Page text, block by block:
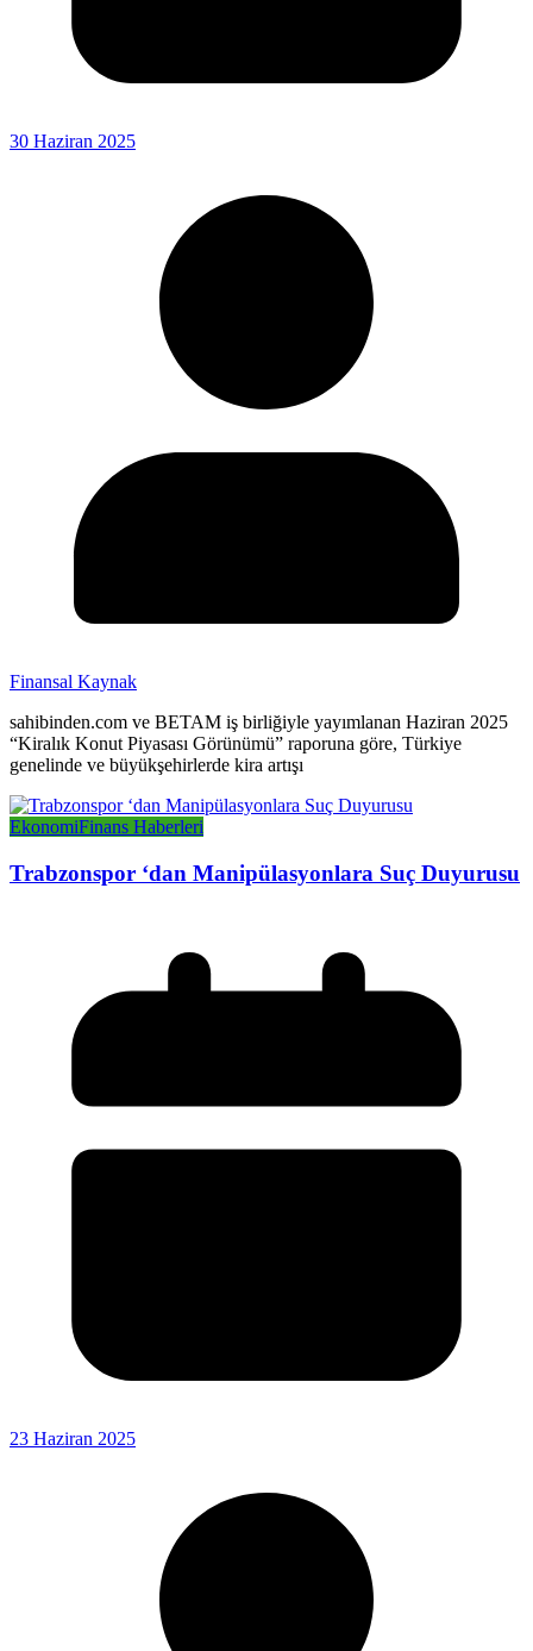
30 Haziran 2025
Finansal Kaynak
sahibinden.com ve BETAM iş birliğiyle yayımlanan Haziran 2025
“Kiralık Konut Piyasası Görünümü” raporuna göre, Türkiye
genelinde ve büyükşehirlerde kira artışı
EkonomiFinans Haberleri
Trabzonspor ‘dan Manipülasyonlara Suç Duyurusu
23 Haziran 2025